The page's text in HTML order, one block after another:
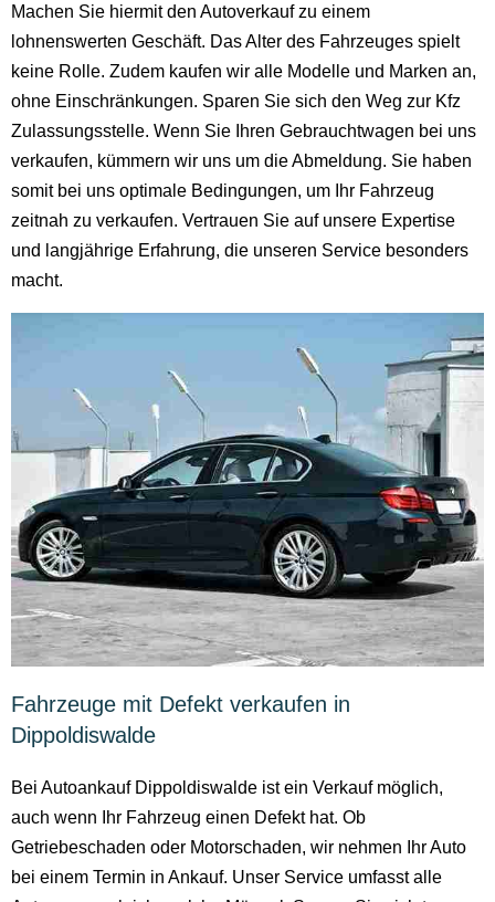
Machen Sie hiermit den Autoverkauf zu einem
lohnenswerten Geschäft. Das Alter des Fahrzeuges spielt
keine Rolle. Zudem kaufen wir alle Modelle und Marken an,
ohne Einschränkungen. Sparen Sie sich den Weg zur Kfz
Zulassungsstelle. Wenn Sie Ihren Gebrauchtwagen bei uns
verkaufen, kümmern wir uns um die Abmeldung. Sie haben
somit bei uns optimale Bedingungen, um Ihr Fahrzeug
zeitnah zu verkaufen. Vertrauen Sie auf unsere Expertise
und langjährige Erfahrung, die unseren Service besonders
macht.
Fahrzeuge mit Defekt verkaufen in
Dippoldiswalde
Bei Autoankauf Dippoldiswalde ist ein Verkauf möglich,
auch wenn Ihr Fahrzeug einen Defekt hat. Ob
Getriebeschaden oder Motorschaden, wir nehmen Ihr Auto
bei einem Termin in Ankauf. Unser Service umfasst alle